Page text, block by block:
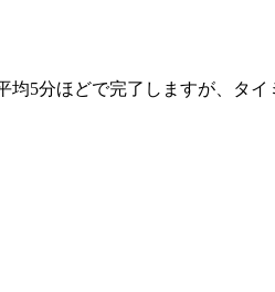
5分ほどで完了しますが、タイ